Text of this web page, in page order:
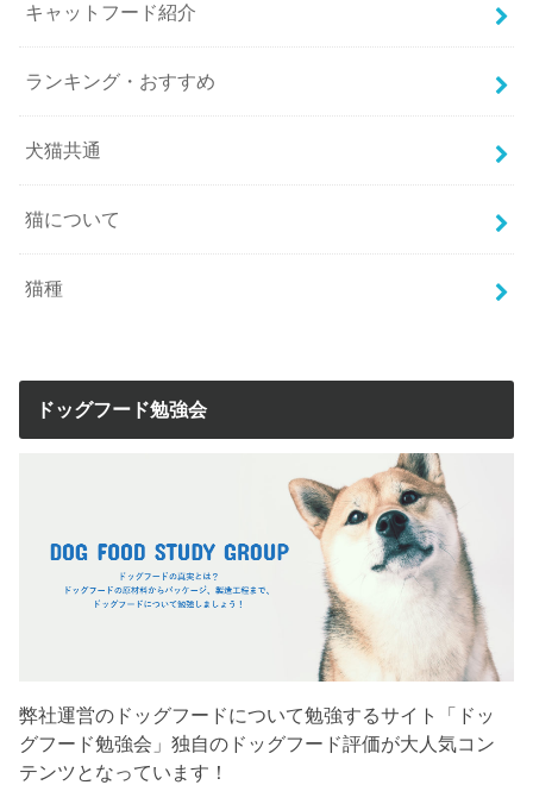
キャットフード紹介
ランキング・おすすめ
犬猫共通
猫について
猫種
ドッグフード勉強会
弊社運営のドッグフードについて勉強するサイト「ドッ
グフード勉強会」独自のドッグフード評価が大人気コン
テンツとなっています！